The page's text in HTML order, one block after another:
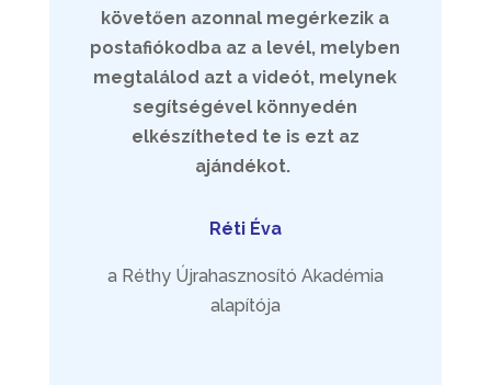
követően azonnal megérkezik a
postafiókodba az a levél, melyben
megtalálod azt a videót, melynek
segítségével könnyedén
elkészítheted te is ezt az
ajándékot.
Réti Éva
a Réthy Újrahasznosító Akadémia
alapítója